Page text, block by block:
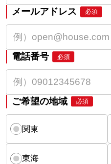
メールアドレス 必須
電話番号 必須
ご希望の地域 必須
関東
東海